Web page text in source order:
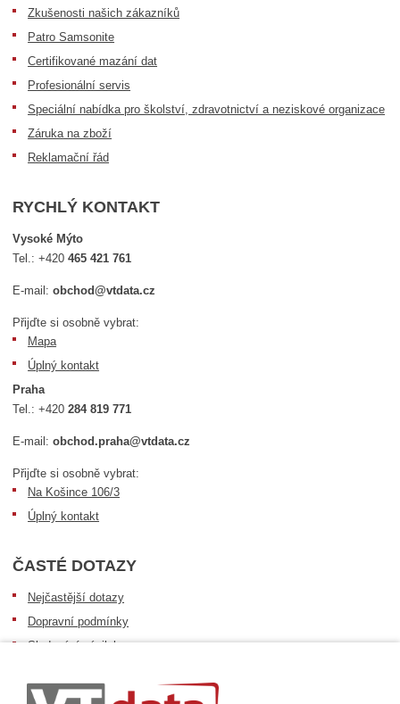
Zkušenosti našich zákazníků
Patro Samsonite
Certifikované mazání dat
Profesionální servis
Speciální nabídka pro školství, zdravotnictví a neziskové organizace
Záruka na zboží
Reklamační řád
RYCHLÝ KONTAKT
Vysoké Mýto
Tel.:+420465 421 761
E-mail:obchod@vtdata.cz
Přijďte si osobně vybrat:
Mapa
Úplný kontakt
Praha
Tel.:+420284 819 771
E-mail:obchod.praha@vtdata.cz
Přijďte si osobně vybrat:
Na Košince 106/3
Úplný kontakt
ČASTÉ DOTAZY
Nejčastější dotazy
Dopravní podmínky
Sledování zásilek
Informace k dostupnosti zboží